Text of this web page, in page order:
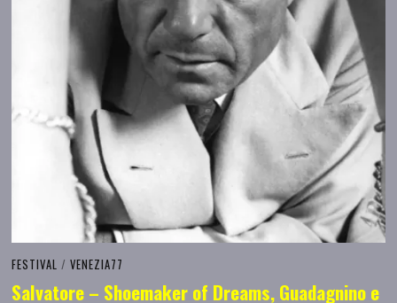
FESTIVAL / VENEZIA77
Salvatore – Shoemaker of Dreams, Guadagnino e